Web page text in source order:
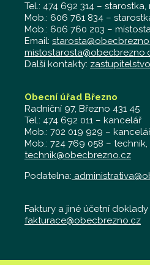
Tel.: 474 692 314 –
Mob.: 606 761 834 –
Mob.: 606 760 203 –
Email:
Další kontakty: zastupitelstvo
Obecní úřad Březno
Radniční 97, Březno 431 45
Tel.: 474 692 011 – kancelář
Mob.: 702 019 929 –
Mob.: 724 769 058 – technik,
technik@obecbrezno.cz
Podatelna:
Faktury a jiné účetní
fakturace@obecbrezno.cz